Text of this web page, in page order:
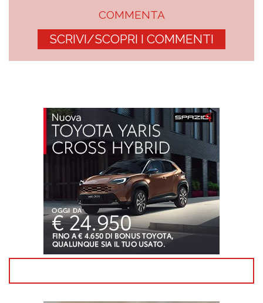
COMMENTA
SCRIVI/SCOPRI I COMMENTI